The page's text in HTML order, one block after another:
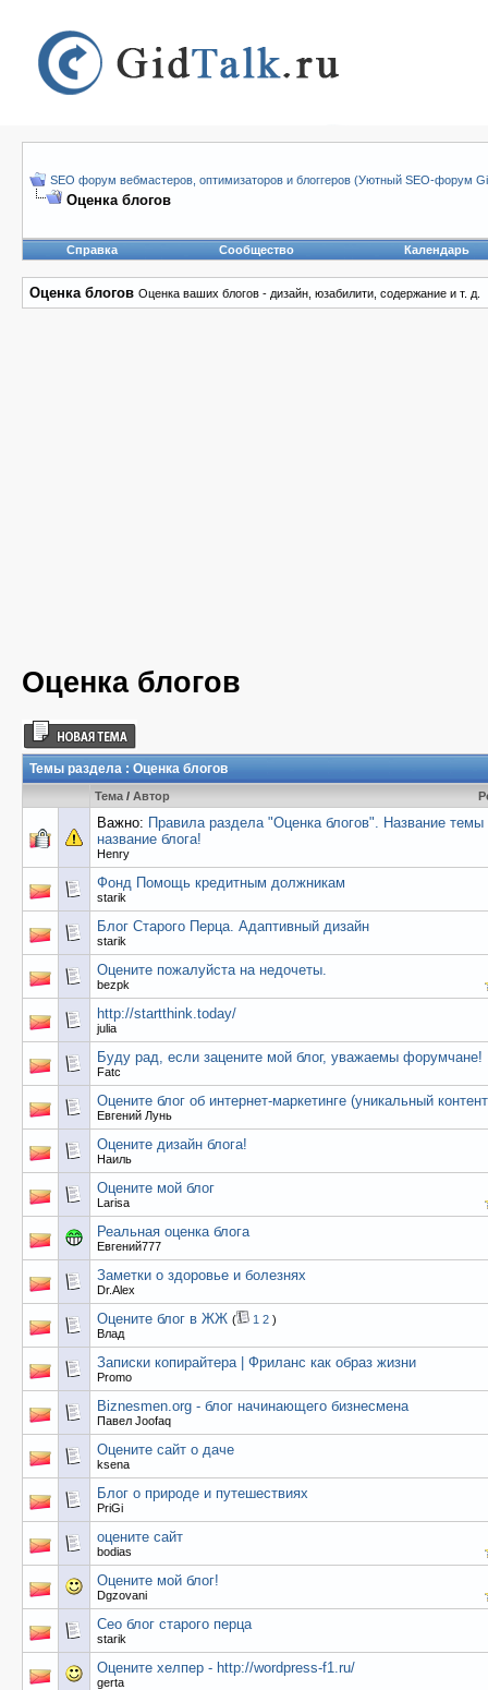
SEO форум вебмастеров, оптимизаторов и блоггеров (Уютный SEO-форум
Оценка блогов
Справка Сообщество Календарь
Оценка блогов Оценка ваших блогов - дизайн, юзабилити, содержание и т. д.
Оценка блогов
Темы раздела : Оценка блогов
Тема / Автор
Важно: Правила раздела "Оценка блогов". Название темы
название блога!
Henry
Фонд Помощь кредитным должникам
starik
Блог Старого Перца. Адаптивный дизайн
starik
Оцените пожалуйста на недочеты.
bezpk
http://startthink.today/
julia
Буду рад, если зацените мой блог, уважаемы форумчане!
Fatc
Оцените блог об интернет-маркетинге (уникальный
Евгений Лунь
Оцените дизайн блога!
Наиль
Оцените мой блог
Larisa
Реальная оценка блога
Евгений777
Заметки о здоровье и болезнях
Dr.Alex
Оцените блог в ЖЖ ( 1 2 )
Влад
Записки копирайтера | Фриланс как образ жизни
Promo
Biznesmen.org - блог начинающего бизнесмена
Павел Joofaq
Оцените сайт о даче
ksena
Блог о природе и путешествиях
PriGi
оцените сайт
bodias
Оцените мой блог!
Dgzovani
Сео блог старого перца
starik
Оцените хелпер - http://wordpress-f1.ru/
gerta